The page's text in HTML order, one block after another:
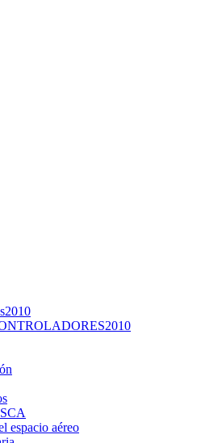
espacio aéreo